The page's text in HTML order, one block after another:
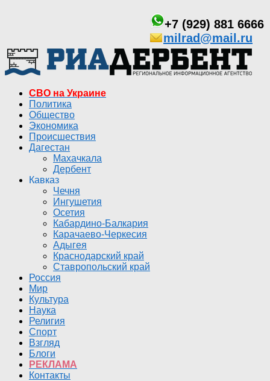
+7 (929) 881 6666
milrad@mail.ru
СВО на Украине
Политика
Общество
Экономика
Происшествия
Дагестан
Махачкала
Дербент
Кавказ
Чечня
Ингушетия
Осетия
Кабардино-Балкария
Карачаево-Черкесия
Адыгея
Краснодарский край
Ставропольский край
Россия
Мир
Культура
Наука
Религия
Спорт
Взгляд
Блоги
РЕКЛАМА
Контакты